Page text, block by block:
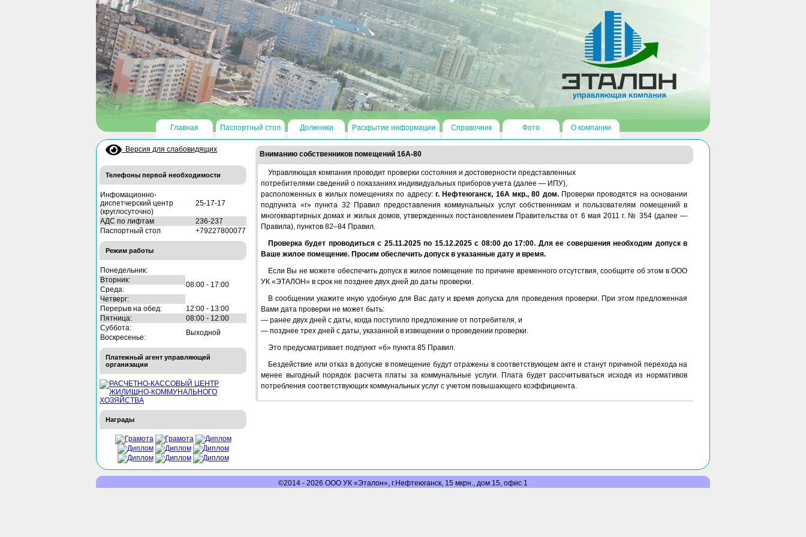
Главная Паспортный стол Должники Раскрытие информации Справочник Фото О компании
Версия для слабовидящих
Телефоны первой необходимости
Инфомационно-
диспетчерский центр
(круглосуточно)
25-17-17
АДС по лифтам
236-237
Паспортный стол
+79227800077
Режим работы
Понедельник:
08:00 - 17:00
Вторник:
Среда:
Четверг:
Перерыв на обед:
12:00 - 13:00
Пятница:
08:00 - 12:00
Суббота:
Выходной
Воскресенье:
Платежный агент управляющей
организации
Награды
Вниманию собственников помещений 16А-80
Управляющая компания проводит проверки состояния и достоверности представленных
потребителями сведений о показаниях индивидуальных приборов учета (далее — ИПУ),
расположенных в жилых помещениях по адресу: г. Нефтеюганск, 16А мкр., 80 дом.Проверки проводятся на основании
подпункта «г» пункта 32 Правил предоставления коммунальных услуг собственникам и пользователям помещений в
многоквартирных домах и жилых домов, утвержденных постановлением Правительства от 6 мая 2011 г. № 354 (далее —
Правила), пунктов 82–84 Правил.
Проверка будет проводиться с 25.11.2025 по 15.12.2025 с 08:00 до 17:00. Для ее совершения необходим допуск в
Ваше жилое помещение. Просим обеспечить допуск в указанные дату и время.
Если Вы не можете обеспечить допуск в жилое помещение по причине временного отсутствия, сообщите об этом в ООО
УК «ЭТАЛОН» в срок не позднее двух дней до даты проверки.
В сообщении укажите иную удобную для Вас дату и время допуска для проведения проверки. При этом предложенная
Вами дата проверки не может быть:
— ранее двух дней с даты, когда поступило предложение от потребителя, и
— позднее трех дней с даты, указанной в извещении о проведении проверки.
Это предусматривает подпункт «б» пункта 85 Правил.
Бездействие или отказ в допуске в помещение будут отражены в соответствующем акте и станут причиной перехода на
менее выгодный порядок расчета платы за коммунальные услуги. Плата будет рассчитываться исходя из нормативов
потребления соответствующих коммунальных услуг с учетом повышающего коэффициента.
©2014 - 2026 ООО УК «Эталон», г.Нефтеюганск, 15 мкрн., дом 15, офис 1